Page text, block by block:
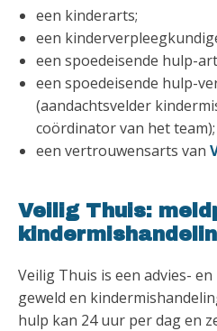
een kinderarts;
een
een spoedeisende hulp-
een spoedeisende hulp-
(aandachtsvelder
coördinator van het team);
een vertrouwensarts van
Veilig Thuis:
Veilig Thuis is een advies-
geweld en
hulp kan 24 uur per dag en